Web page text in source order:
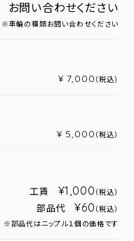
お問い合わせください
※車輪の種類お問い合わせください
¥ 7,000 （税込）
¥ 5,000 （税込）
工賃 ¥1,000 （税込）
部品代 ¥60 （税込）
※部品代はニップル１個の価格です